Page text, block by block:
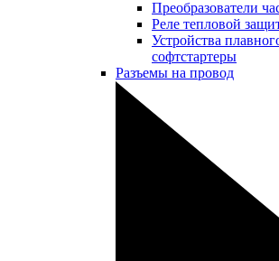
Преобразователи
Реле тепловой
Устройства
софтстартеры
Разъемы на провод